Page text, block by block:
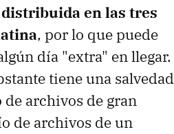
en las tres
, por lo que puede
día "extra" en llegar.
tiene una salvedad
archivos de gran
de archivos de un